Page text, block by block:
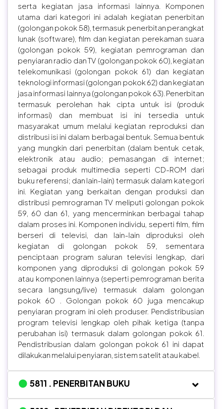
serta kegiatan jasa informasi lainnya. Komponen
utama dari kategori ini adalah kegiatan penerbitan
(golongan pokok 58), termasuk penerbitan perangkat
lunak (software), film dan kegiatan perekaman suara
(golongan pokok 59), kegiatan pemrograman dan
penyiaran radio dan TV (golongan pokok 60), kegiatan
telekomunikasi (golongan pokok 61) dan kegiatan
teknologi informasi (golongan pokok 62) dan kegiatan
jasa informasi lainnya (golongan pokok 63). Penerbitan
termasuk perolehan hak cipta untuk isi (produk
informasi) dan membuat isi ini tersedia untuk
masyarakat umum melalui kegiatan reproduksi dan
distribusi isi ini dalam berbagai bentuk. Semua bentuk
yang mungkin dari penerbitan (dalam bentuk cetak,
elektronik atau audio; pemasangan di internet;
sebagai produk multimedia seperti CD-ROM dari
buku referensi; dan lain-lain) termasuk dalam kategori
ini. Kegiatan yang berkaitan dengan produksi dan
distribusi pemrograman TV meliputi golongan pokok
59, 60 dan 61, yang mencerminkan berbagai tahap
dalam proses ini. Komponen individu, seperti film, film
berseri di televisi, dan lain-lain diproduksi oleh
kegiatan di golongan pokok 59, sementara
penciptaan program saluran televisi lengkap, dari
komponen yang diproduksi di golongan pokok 59
atau komponen lainnya (seperti pemrograman berita
secara langsung/live) termasuk dalam golongan
pokok 60 . Golongan pokok 60 juga mencakup
penyiaran program ini oleh produser. Pendistribusian
program televisi lengkap oleh pihak ketiga (tanpa
perubahan isi) termasuk dalam golongan pokok 61.
Pendistribusian dalam golongan pokok 61 ini dapat
dilakukan melalui penyiaran, sistem satelit atau kabel.
5811 . PENERBITAN BUKU